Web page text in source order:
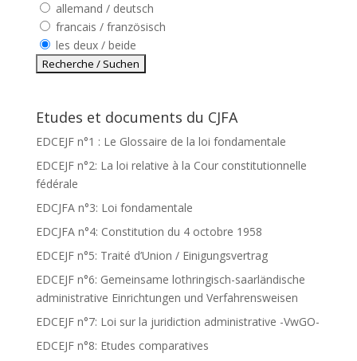
allemand / deutsch
francais / französisch
les deux / beide
Etudes et documents du CJFA
EDCEJF n°1 : Le Glossaire de la loi fondamentale
EDCEJF n°2: La loi relative à la Cour constitutionnelle
fédérale
EDCJFA n°3: Loi fondamentale
EDCJFA n°4: Constitution du 4 octobre 1958
EDCEJF n°5: Traité d’Union / Einigungsvertrag
EDCEJF n°6: Gemeinsame lothringisch-saarländische
administrative Einrichtungen und Verfahrensweisen
EDCEJF n°7: Loi sur la juridiction administrative -VwGO-
EDCEJF n°8: Etudes comparatives